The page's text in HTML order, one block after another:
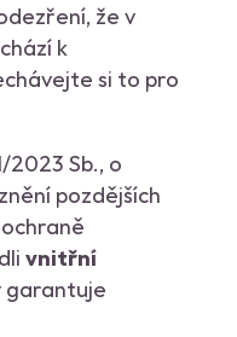
že v
k
si to pro
2023 Sb., o
pozdějších
vnitřní
garantuje